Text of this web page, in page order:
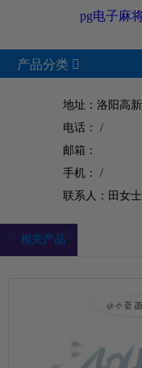
pg电子麻
pg电子
产品分类 
地址：洛阳高
电话： /
邮箱：
手机： /
联系人：田女
相关产品